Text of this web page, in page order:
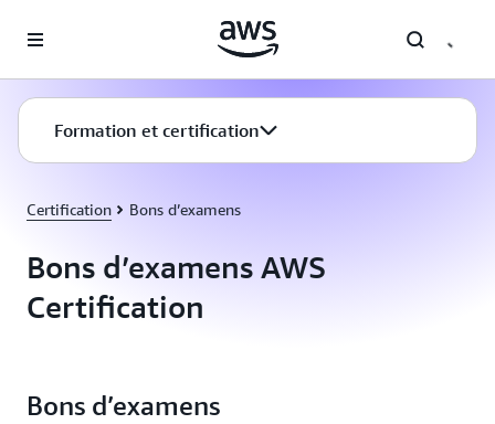
Formation et certification
Certification Bons d’examens
Bons d’examens AWS
Certification
Bons d’examens